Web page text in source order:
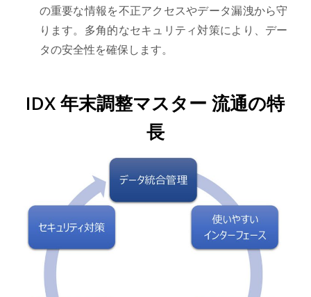
の重要な情報を不正アクセスやデータ漏洩から守
ります。多角的なセキュリティ対策により、デー
タの安全性を確保します。
IDX 年末調整マスター 流通の特
長